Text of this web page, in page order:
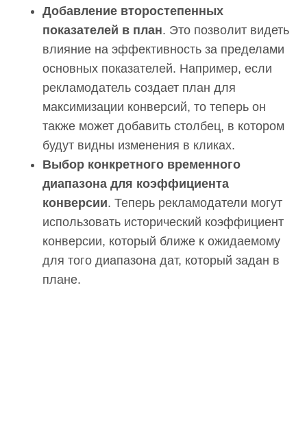
Добавление второстепенных
показателей в план. Это позволит видеть
влияние на эффективность за пределами
основных показателей. Например, если
рекламодатель создает план для
максимизации конверсий, то теперь он
также может добавить столбец, в котором
будут видны изменения в кликах.
Выбор конкретного временного
диапазона для коэффициента
конверсии. Теперь рекламодатели могут
использовать исторический коэффициент
конверсии, который ближе к ожидаемому
для того диапазона дат, который задан в
плане.